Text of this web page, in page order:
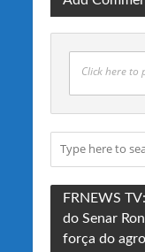
Click here to
FRNEWS
do Senar
força do